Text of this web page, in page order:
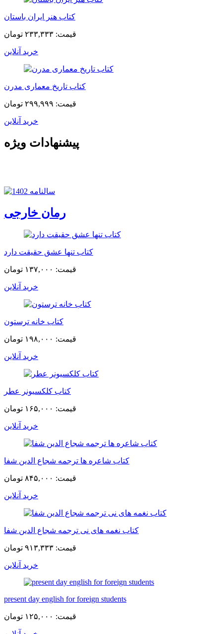
کتاب هنر ایران باستان
قیمت: ۲۳۳,۳۳۳ تومان
خرید آنلاین
کتاب تاریخ معماری مدرن
قیمت: ۲۹۹,۹۹۹ تومان
خرید آنلاین
پیشنهادات ویژه
رمان خارجی
کتاب تنها عشق حقیقت دارد
قیمت: ۱۳۷,۰۰۰ تومان
خرید آنلاین
کتاب خانه ترستون
قیمت: ۱۹۸,۰۰۰ تومان
خرید آنلاین
کتاب کلکسیونر عطر
قیمت: ۱۶۵,۰۰۰ تومان
خرید آنلاین
کتاب شاعره ها ترجمه شجاع الدین شفا
قیمت: ۸۴۵,۰۰۰ تومان
خرید آنلاین
کتاب نغمه های نی ترجمه شجاع الدین شفا
قیمت: ۹۱۳,۳۳۳ تومان
خرید آنلاین
present day english for foreign students
قیمت: ۱۲۵,۰۰۰ تومان